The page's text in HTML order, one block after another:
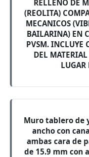
RELLENO DE
(REOLITA)
MECANICOS
BAILARINA) EN
PVSM. INCLUYE
DEL
LUGAR
Muro tablero de
ancho con
ambas cara de
de 15.9 mm con